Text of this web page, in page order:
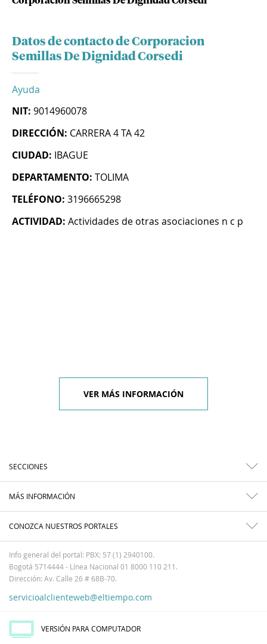
Datos de contacto de Corporacion
Semillas De Dignidad Corsedi
Ayuda
NIT: 9014960078
DIRECCIÓN: CARRERA 4 TA 42
CIUDAD: IBAGUE
DEPARTAMENTO: TOLIMA
TELÉFONO: 3196665298
ACTIVIDAD: Actividades de otras asociaciones n c p
VER MÁS INFORMACIÓN
SECCIONES
MÁS INFORMACIÓN
CONOZCA NUESTROS PORTALES
Info general del portal: PBX: 57 (1) 2940100.
Bogotá 5714444 - Línea Nacional 01 8000 110 211.
Dirección: Av. Calle 26 # 68B-70.
servicioalclienteweb@eltiempo.com
VERSIÓN PARA COMPUTADOR